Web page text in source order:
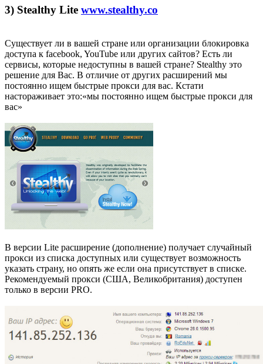
3) Stealthy Lite www.stealthy.co
Существует ли в вашей стране или организации блокировка
доступа к facebook, YouTube или других сайтов? Есть ли
сервисы, которые недоступны в вашей стране? Stealthy это
решение для Вас. В отличие от других расширений мы
постоянно ищем быстрые прокси для вас. Кстати
настораживает это:«мы постоянно ищем быстрые прокси для
вас»
В версии Lite расширение (дополнение) получает случайный
прокси из списка доступных или существует возможность
указать страну, но опять же если она присутствует в списке.
Рекомендуемый прокси (США, Великобритания) доступен
только в версии PRO.